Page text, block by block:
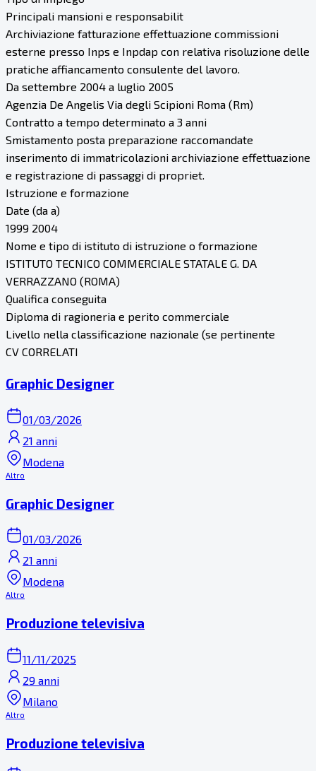
Principali mansioni e responsabilit
Archiviazione fatturazione effettuazione commissioni
esterne presso Inps e Inpdap con relativa risoluzione delle
pratiche affiancamento consulente del lavoro.
Da settembre 2004 a luglio 2005
Agenzia De Angelis Via degli Scipioni Roma (Rm)
Contratto a tempo determinato a 3 anni
Smistamento posta preparazione raccomandate
inserimento di immatricolazioni archiviazione effettuazione
e registrazione di passaggi di propriet.
Istruzione e formazione
Date (da a)
1999 2004
Nome e tipo di istituto di istruzione o formazione
ISTITUTO TECNICO COMMERCIALE STATALE G. DA
VERRAZZANO (ROMA)
Qualifica conseguita
Diploma di ragioneria e perito commerciale
Livello nella classificazione nazionale (se pertinente
CV CORRELATI
Graphic Designer
01/03/2026
21 anni
Modena
Altro
Graphic Designer
01/03/2026
21 anni
Modena
Altro
Produzione televisiva
11/11/2025
29 anni
Milano
Altro
Produzione televisiva